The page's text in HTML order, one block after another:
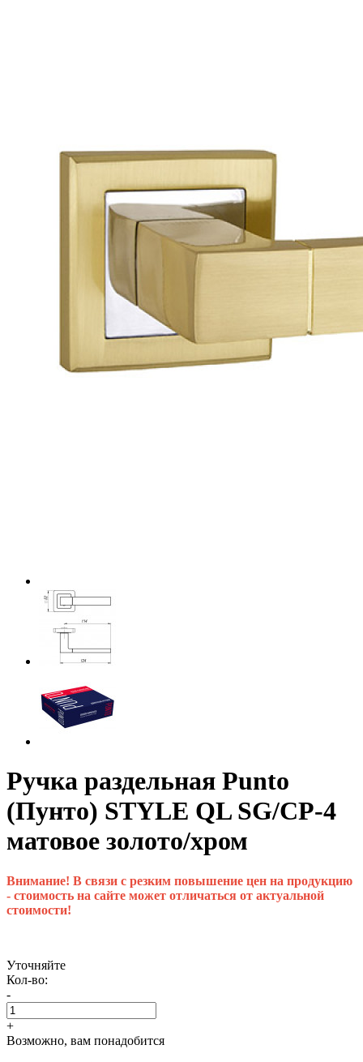
Ручка раздельная Punto
(Пунто) STYLE QL SG/CP-4
матовое золото/хром
Внимание! В связи с резким повышение цен на продукцию
- стоимость на сайте может отличаться от актуальной
стоимости!
Уточняйте
Кол-во:
-
+
Возможно, вам понадобится